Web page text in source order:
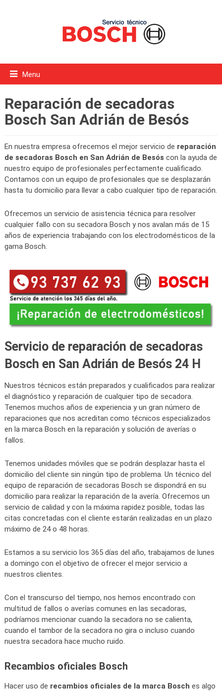
Menu
Reparación de secadoras
Bosch San Adrián de Besós
En nuestra empresa ofrecemos el mejor servicio de reparación
de secadoras Bosch en San Adrián de Besós con la ayuda de
nuestro equipo de profesionales perfectamente cualificado.
Contamos con un equipo de profesionales que se desplazarán
hasta tu domicilio para llevar a cabo cualquier tipo de reparación.
Ofrecemos un servicio de asistencia técnica para resolver
cualquier fallo con su secadora Bosch y nos avalan más de 15
años de experiencia trabajando con los electrodomésticos de la
gama Bosch.
Servicio de reparación de secadoras
Bosch en San Adrián de Besós 24 H
Nuestros técnicos están preparados y cualificados para realizar
el diagnóstico y reparación de cualquier tipo de secadora.
Tenemos muchos años de experiencia y un gran número de
reparaciones que nos acreditan como técnicos especializados
en la marca Bosch en la reparación y solución de averías o
fallos.
Tenemos unidades móviles que se podrán desplazar hasta el
domicilio del cliente sin ningún tipo de problema. Un técnico del
equipo de reparación de secadoras Bosch se dispondrá en su
domicilio para realizar la reparación de la avería. Ofrecemos un
servicio de calidad y con la máxima rapidez posible, todas las
citas concretadas con el cliente estarán realizadas en un plazo
máximo de 24 o 48 horas.
Estamos a su servicio los 365 días del año, trabajamos de lunes
a domingo con el objetivo de ofrecer el mejor servicio a
nuestros clientes.
Con el transcurso del tiempo, nos hemos encontrado con
multitud de fallos o averías comunes en las secadoras,
podríamos mencionar cuando la secadora no se calienta,
cuando el tambor de la secadora no gira o incluso cuando
nuestra secadora hace mucho ruido.
Recambios oficiales Bosch
Hacer uso de recambios oficiales de la marca Bosch es algo